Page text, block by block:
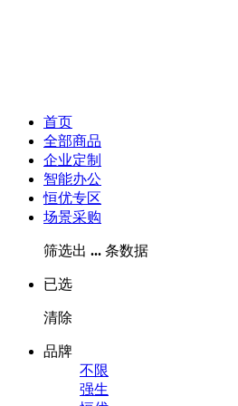
首页
全部商品
企业定制
智能办公
恒优专区
场景采购
筛选出 ... 条数据
已选
清除
品牌
不限
强生